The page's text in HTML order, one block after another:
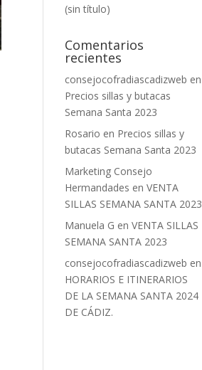
(sin título)
Comentarios
recientes
consejocofradiascadizweb en
Precios sillas y butacas
Semana Santa 2023
Rosario en Precios sillas y
butacas Semana Santa 2023
Marketing Consejo
Hermandades enVENTA
SILLAS SEMANA SANTA 2023
Manuela G enVENTA SILLAS
SEMANA SANTA 2023
consejocofradiascadizweb en
HORARIOS E ITINERARIOS
DE LA SEMANA SANTA 2024
DE CÁDIZ.